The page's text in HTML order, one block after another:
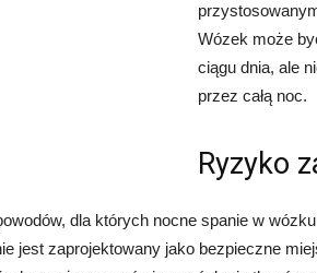
Wózek może
ciągu dnia, ale
przez całą noc.
Ryzyko
dla których nocne spanie w
jest zaprojektowany jako bezpieczne